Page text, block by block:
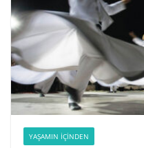
YAŞAMIN İÇINDEN